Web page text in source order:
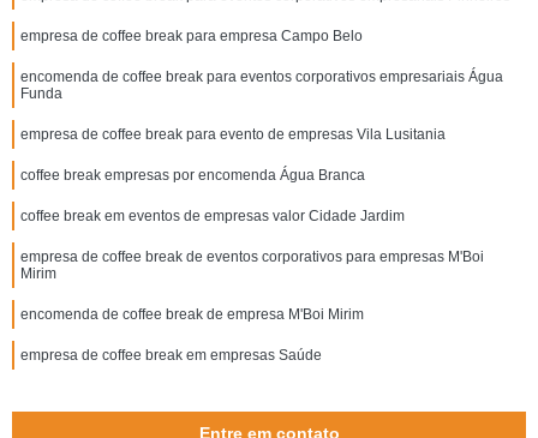
empresa de coffee break para empresa Campo Belo
encomenda de coffee break para eventos corporativos empresariais Água
Funda
empresa de coffee break para evento de empresas Vila Lusitania
coffee break empresas por encomenda Água Branca
coffee break em eventos de empresas valor Cidade Jardim
empresa de coffee break de eventos corporativos para empresas M'Boi
Mirim
encomenda de coffee break de empresa M'Boi Mirim
empresa de coffee break em empresas Saúde
Entre em contato